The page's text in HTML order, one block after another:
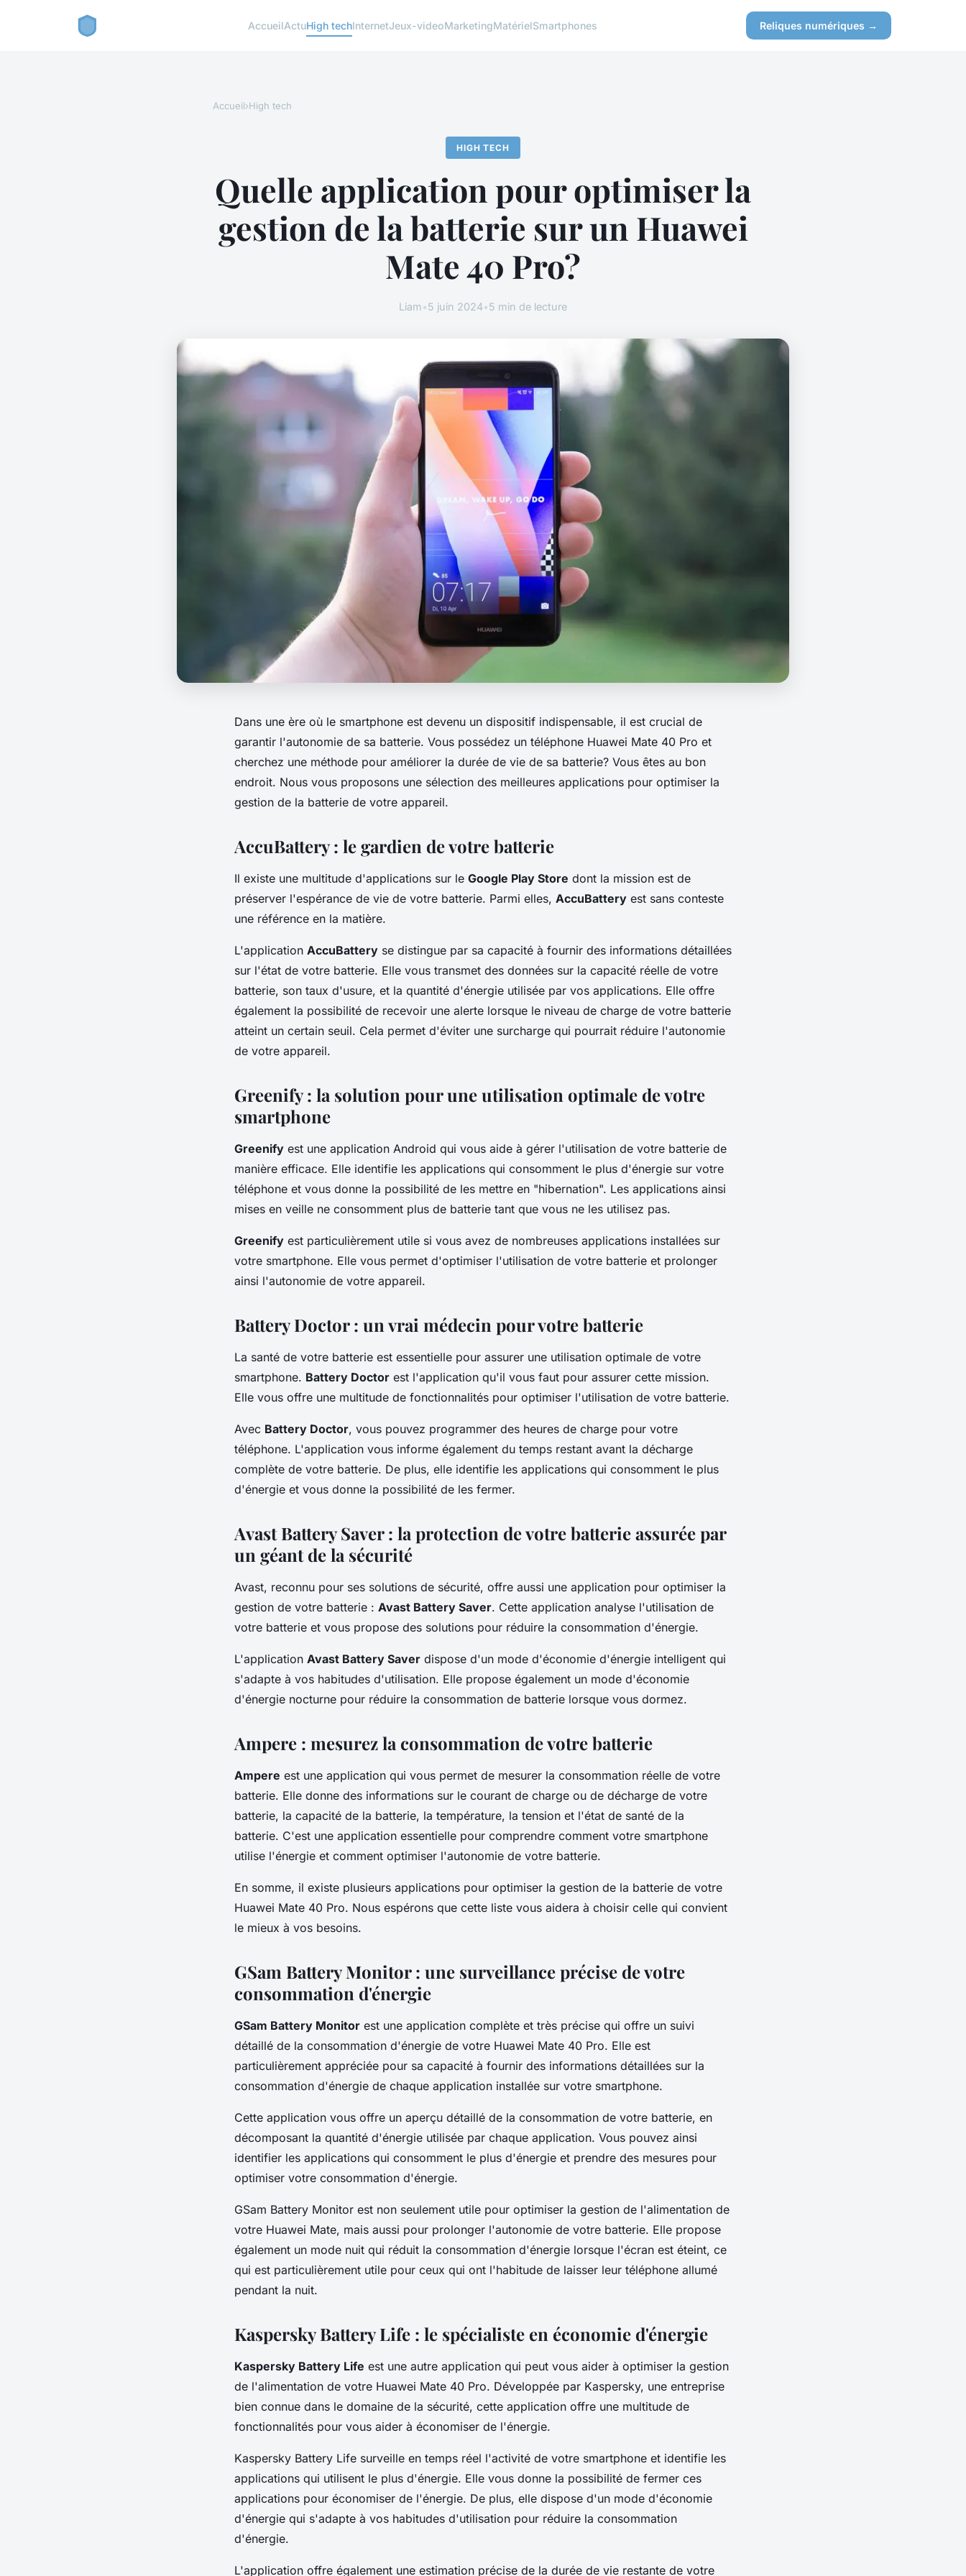
AccueilActuHigh techInternetJeux-videoMarketingMatérielSmartphones Reliques numériques →
Accueil›High tech
HIGH TECH
Quelle application pour optimiser la
gestion de la batterie sur un Huawei
Mate 40 Pro?
Liam•5 juin 2024•5 min de lecture
Dans une ère où le smartphone est devenu un dispositif indispensable, il est crucial de
garantir l'autonomie de sa batterie. Vous possédez un téléphone Huawei Mate 40 Pro et
cherchez une méthode pour améliorer la durée de vie de sa batterie? Vous êtes au bon
endroit. Nous vous proposons une sélection des meilleures applications pour optimiser la
gestion de la batterie de votre appareil.
AccuBattery : le gardien de votre batterie
Il existe une multitude d'applications sur le Google Play Store dont la mission est de
préserver l'espérance de vie de votre batterie. Parmi elles, AccuBattery est sans conteste
une référence en la matière.
L'application AccuBattery se distingue par sa capacité à fournir des informations détaillées
sur l'état de votre batterie. Elle vous transmet des données sur la capacité réelle de votre
batterie, son taux d'usure, et la quantité d'énergie utilisée par vos applications. Elle offre
également la possibilité de recevoir une alerte lorsque le niveau de charge de votre batterie
atteint un certain seuil. Cela permet d'éviter une surcharge qui pourrait réduire l'autonomie
de votre appareil.
Greenify : la solution pour une utilisation optimale de votre
smartphone
Greenify est une application Android qui vous aide à gérer l'utilisation de votre batterie de
manière efficace. Elle identifie les applications qui consomment le plus d'énergie sur votre
téléphone et vous donne la possibilité de les mettre en "hibernation". Les applications ainsi
mises en veille ne consomment plus de batterie tant que vous ne les utilisez pas.
Greenify est particulièrement utile si vous avez de nombreuses applications installées sur
votre smartphone. Elle vous permet d'optimiser l'utilisation de votre batterie et prolonger
ainsi l'autonomie de votre appareil.
Battery Doctor : un vrai médecin pour votre batterie
La santé de votre batterie est essentielle pour assurer une utilisation optimale de votre
smartphone. Battery Doctor est l'application qu'il vous faut pour assurer cette mission.
Elle vous offre une multitude de fonctionnalités pour optimiser l'utilisation de votre batterie.
Avec Battery Doctor, vous pouvez programmer des heures de charge pour votre
téléphone. L'application vous informe également du temps restant avant la décharge
complète de votre batterie. De plus, elle identifie les applications qui consomment le plus
d'énergie et vous donne la possibilité de les fermer.
Avast Battery Saver : la protection de votre batterie assurée par
un géant de la sécurité
Avast, reconnu pour ses solutions de sécurité, offre aussi une application pour optimiser la
gestion de votre batterie : Avast Battery Saver. Cette application analyse l'utilisation de
votre batterie et vous propose des solutions pour réduire la consommation d'énergie.
L'application Avast Battery Saver dispose d'un mode d'économie d'énergie intelligent qui
s'adapte à vos habitudes d'utilisation. Elle propose également un mode d'économie
d'énergie nocturne pour réduire la consommation de batterie lorsque vous dormez.
Ampere : mesurez la consommation de votre batterie
Ampere est une application qui vous permet de mesurer la consommation réelle de votre
batterie. Elle donne des informations sur le courant de charge ou de décharge de votre
batterie, la capacité de la batterie, la température, la tension et l'état de santé de la
batterie. C'est une application essentielle pour comprendre comment votre smartphone
utilise l'énergie et comment optimiser l'autonomie de votre batterie.
En somme, il existe plusieurs applications pour optimiser la gestion de la batterie de votre
Huawei Mate 40 Pro. Nous espérons que cette liste vous aidera à choisir celle qui convient
le mieux à vos besoins.
GSam Battery Monitor : une surveillance précise de votre
consommation d'énergie
GSam Battery Monitor est une application complète et très précise qui offre un suivi
détaillé de la consommation d'énergie de votre Huawei Mate 40 Pro. Elle est
particulièrement appréciée pour sa capacité à fournir des informations détaillées sur la
consommation d'énergie de chaque application installée sur votre smartphone.
Cette application vous offre un aperçu détaillé de la consommation de votre batterie, en
décomposant la quantité d'énergie utilisée par chaque application. Vous pouvez ainsi
identifier les applications qui consomment le plus d'énergie et prendre des mesures pour
optimiser votre consommation d'énergie.
GSam Battery Monitor est non seulement utile pour optimiser la gestion de l'alimentation de
votre Huawei Mate, mais aussi pour prolonger l'autonomie de votre batterie. Elle propose
également un mode nuit qui réduit la consommation d'énergie lorsque l'écran est éteint, ce
qui est particulièrement utile pour ceux qui ont l'habitude de laisser leur téléphone allumé
pendant la nuit.
Kaspersky Battery Life : le spécialiste en économie d'énergie
Kaspersky Battery Life est une autre application qui peut vous aider à optimiser la gestion
de l'alimentation de votre Huawei Mate 40 Pro. Développée par Kaspersky, une entreprise
bien connue dans le domaine de la sécurité, cette application offre une multitude de
fonctionnalités pour vous aider à économiser de l'énergie.
Kaspersky Battery Life surveille en temps réel l'activité de votre smartphone et identifie les
applications qui utilisent le plus d'énergie. Elle vous donne la possibilité de fermer ces
applications pour économiser de l'énergie. De plus, elle dispose d'un mode d'économie
d'énergie qui s'adapte à vos habitudes d'utilisation pour réduire la consommation
d'énergie.
L'application offre également une estimation précise de la durée de vie restante de votre